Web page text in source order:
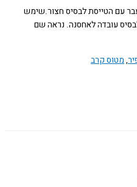
ועבר עם הטייסת לבסיס חצור.שימש
לאחסנה. נראה שם
קרב